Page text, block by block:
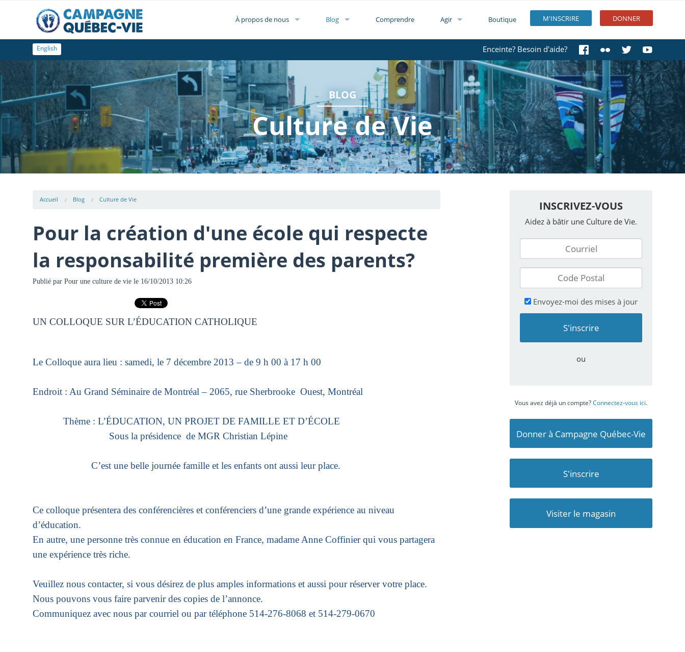
M'INSCRIRE DONNER
À propos de nous Blog Comprendre Agir Boutique
Enceinte? Besoin d'aide?
English
BLOG
Culture de Vie
Accueil Blog Culture de Vie
Pour la création d'une école qui respecte
la responsabilité première des parents?
Publié par Pour une culture de viele 16/10/2013 10:26
UN COLLOQUE SUR L’ÉDUCATION CATHOLIQUE
Le Colloque aura lieu : samedi, le 7 décembre 2013 – de 9 h 00 à 17 h 00
Endroit : Au Grand Séminaire de Montréal – 2065, rue Sherbrooke Ouest, Montréal
Thème : L’ÉDUCATION, UN PROJET DE FAMILLE ET D’ÉCOLE
Sous la présidence de MGR Christian Lépine
C’est une belle journée famille et les enfants ont aussi leur place.
Ce colloque présentera des conférencières et conférenciersd’une grande expérience au niveau
d’éducation.
En autre, une personne très connue en éducation en France, madame Anne Coffinier qui vous partagera
une expérience très riche.
Veuillez nous contacter, si vous désirez de plus amples informations et aussi pour réserver votre place.
Nous pouvons vous faire parvenir des copies de l’annonce.
Communiquez avec nous par courriel ou par téléphone 514-276-8068 et 514-279-0670
INSCRIVEZ-VOUS
Aidez à bâtir une Culture de Vie.
Envoyez-moi des mises à jour
ou
Vous avez déjà un compte?Connectez-vous ici.
Donner à Campagne Québec-Vie
S'inscrire
Visiter le magasin